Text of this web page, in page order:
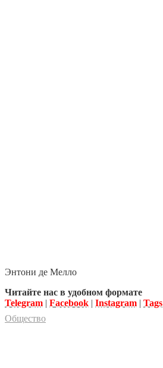
Энтони де Мелло
Читайте нас в удобном формате
Telegram | Facebook | Instagram | Tags
Общество